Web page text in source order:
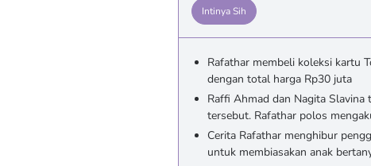
Intinya Sih
Rafathar membeli koleksi kartu
dengan total harga Rp30 juta
Raffi Ahmad dan Nagita
tersebut. Rafathar polos
Cerita Rafathar menghibur
untuk membiasakan anak